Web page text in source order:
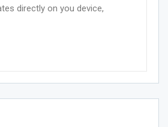
directly on you device,